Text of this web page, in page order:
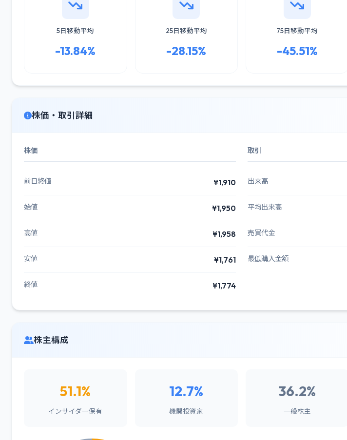
5日移動平均
-13.84%
25日移動平均
-28.15%
75日移動平均
-45.51%
株価・取引詳細
株価
前日終値 ¥1,910
始値 ¥1,950
高値 ¥1,958
安値 ¥1,761
終値 ¥1,774
取引
出来高
平均出来高
売買代金
最低購入金額
株主構成
51.1%
インサイダー保有
12.7%
機関投資家
36.2%
一般株主